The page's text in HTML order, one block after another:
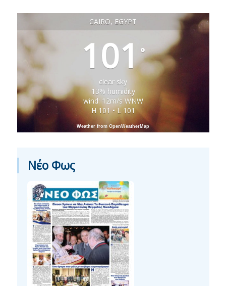
CAIRO, EGYPT
101°
clear sky
13% humidity
wind: 12m/s WNW
H 101 • L 101
Weather from OpenWeatherMap
Νέο Φως